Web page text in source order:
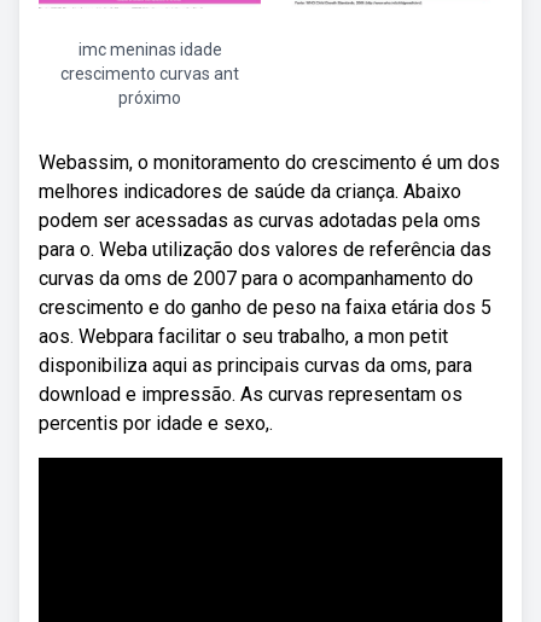
imc meninas idade
crescimento curvas ant
próximo
Webassim, o monitoramento do crescimento é um dos
melhores indicadores de saúde da criança. Abaixo
podem ser acessadas as curvas adotadas pela oms
para o. Weba utilização dos valores de referência das
curvas da oms de 2007 para o acompanhamento do
crescimento e do ganho de peso na faixa etária dos 5
aos. Webpara facilitar o seu trabalho, a mon petit
disponibiliza aqui as principais curvas da oms, para
download e impressão. As curvas representam os
percentis por idade e sexo,.